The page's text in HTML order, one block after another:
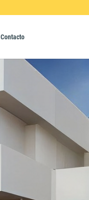
Contacto